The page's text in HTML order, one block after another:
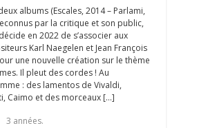
albums (Escales, 2014 – Parlami,
par la critique et son public,
en 2022 de s’associer aux
Karl Naegelen et Jean François
une nouvelle création sur le thème
Il pleut des cordes ! Au
: des lamentos de Vivaldi,
Caimo et des morceaux […]
3 années.